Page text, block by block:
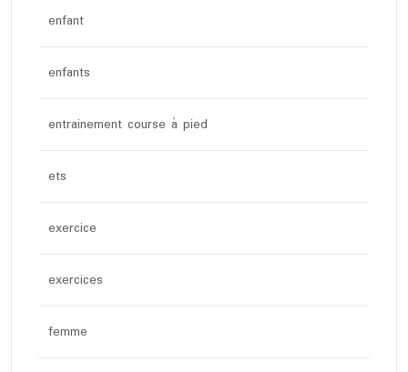
enfant
enfants
entrainement course à pied
ets
exercice
exercices
femme